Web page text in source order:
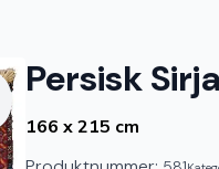
Persisk
166 x 215 cm